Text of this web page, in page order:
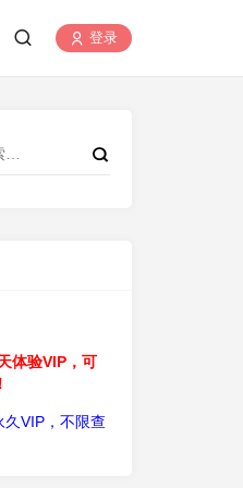
登录
体验VIP，可
VIP，不限查